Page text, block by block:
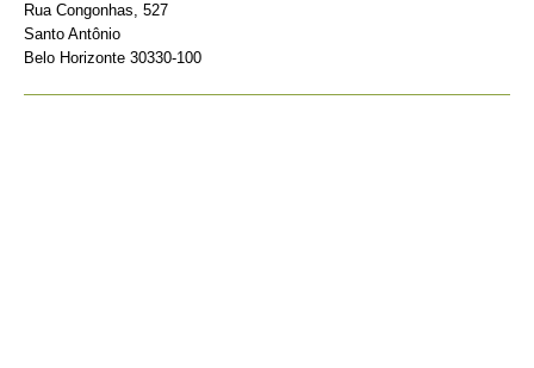
Rua Congonhas, 527
Santo Antônio
Belo Horizonte 30330-100